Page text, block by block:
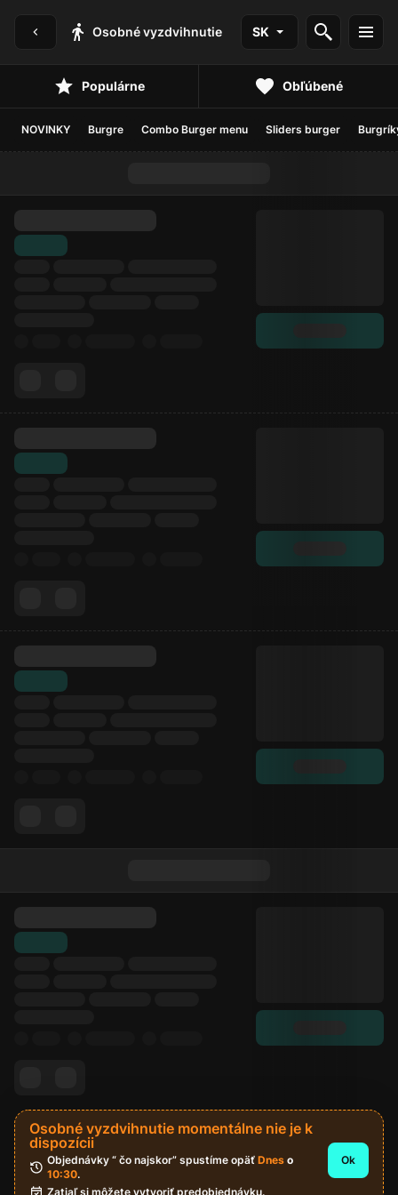
Osobné vyzdvihnutie SK
Populárne Obľúbené
NOVINKY Burgre Combo Burger menu Sliders burger
Osobné vyzdvihnutie momentálne nie je k
dispozícii
Objednávky “ čo najskor” spustíme opäť Dnes
o
10:30.
Zatiaľ si môžete vytvoriť predobjednávku.
Ok